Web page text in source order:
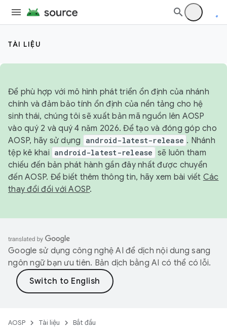
TÀI LIỆU
Để phù hợp với mô hình phát triển ổn định của nhánh
chính và đảm bảo tính ổn định của nền tảng cho hệ
sinh thái, chúng tôi sẽ xuất bản mã nguồn lên AOSP
vào quý 2 và quý 4 năm 2026. Để tạo và đóng góp cho
AOSP, hãy sử dụng
android-latest-release . Nhánh
tệp kê khai android-latest-release sẽ luôn tham
chiếu đến bản phát hành gần đây nhất được chuyển
đến AOSP. Để biết thêm thông tin, hãy xem bài viết Các
thay đổi đối với AOSP.
Google sử dụng công nghệ AI để dịch nội dung sang
ngôn ngữ bạn ưu tiên. Bản dịch bằng AI có thể có lỗi.
AOSP Tài liệu Bắt đầu